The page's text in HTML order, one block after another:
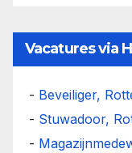
Vacatures via
- Beveiliger,
- Stuwadoor,
-